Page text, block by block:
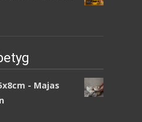
- Majas